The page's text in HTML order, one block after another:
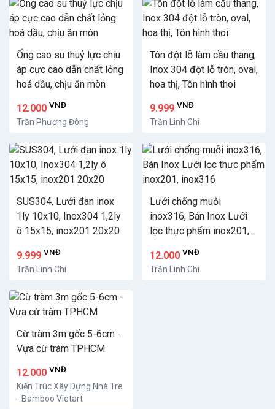
Ống cao su thuỷ lực chịu
áp cực cao dẫn chất lỏng
hoá dầu, chịu ăn mòn
12.000 VNĐ
Trần Phương Đông
Tôn đột lỗ làm cầu thang,
Inox 304 đột lỗ tròn, oval,
hoa thị, Tôn hình thoi
9.999 VNĐ
Trần Linh Chi
SUS304, Lưới đan inox
1ly 10x10, Inox304 1,2ly
ô 15x15, inox201 20x20
9.999 VNĐ
Trần Linh Chi
Lưới chống muỗi
inox316, Bán Inox Lưới
lọc thực phẩm inox201,
12.000 VNĐ
Trần Linh Chi
Cừ tràm 3m gốc 5-6cm -
Vựa cừ tràm TPHCM
12.000 VNĐ
Kiến Trúc Xây Dựng Nhà Tre
- Bamboo Vietart